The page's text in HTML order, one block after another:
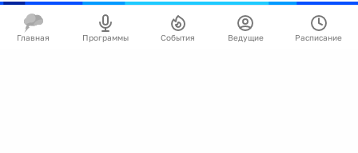
Главная Программы События Ведущие Расписание